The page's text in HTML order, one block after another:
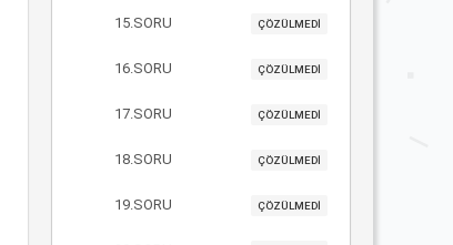
15.SORU ÇÖZÜLMEDİ
16.SORU ÇÖZÜLMEDİ
17.SORU ÇÖZÜLMEDİ
18.SORU ÇÖZÜLMEDİ
19.SORU ÇÖZÜLMEDİ